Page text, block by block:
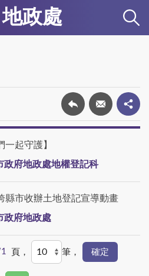
地政處
一起守護】
政府地政處地權登記科
縣市收辦土地登記宣導動畫
政府地政處
頁， 筆，